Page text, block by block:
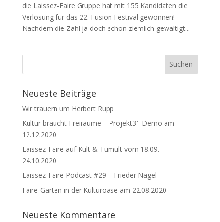
die Laissez-Faire Gruppe hat mit 155 Kandidaten die
Verlosung für das 22. Fusion Festival gewonnen!
Nachdem die Zahl ja doch schon ziemlich gewaltigt...
Neueste Beiträge
Wir trauern um Herbert Rupp
Kultur braucht Freiräume – Projekt31 Demo am
12.12.2020
Laissez-Faire auf Kult & Tumult vom 18.09. –
24.10.2020
Laissez-Faire Podcast #29 – Frieder Nagel
Faire-Garten in der Kulturoase am 22.08.2020
Neueste Kommentare